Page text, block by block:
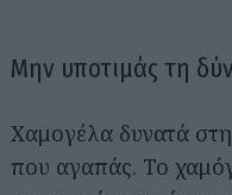
Μην υποτιμάς τη
Χαμογέλα δυνατά
που αγαπάς. Το